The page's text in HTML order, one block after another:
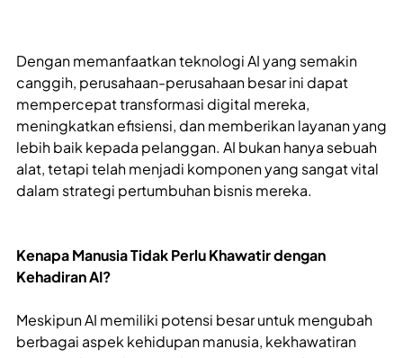
Dengan memanfaatkan teknologi AI yang semakin
canggih, perusahaan-perusahaan besar ini dapat
mempercepat transformasi digital mereka,
meningkatkan efisiensi, dan memberikan layanan yang
lebih baik kepada pelanggan. AI bukan hanya sebuah
alat, tetapi telah menjadi komponen yang sangat vital
dalam strategi pertumbuhan bisnis mereka.
Kenapa Manusia Tidak Perlu Khawatir dengan
Kehadiran AI?
Meskipun AI memiliki potensi besar untuk mengubah
berbagai aspek kehidupan manusia, kekhawatiran